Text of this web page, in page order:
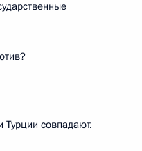
совпадают.